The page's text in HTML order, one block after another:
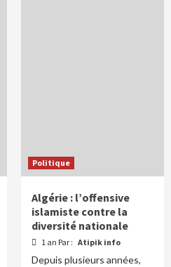
Politique
Algérie : l’offensive
islamiste contre la
diversité nationale
1 an Par : Atipik info
Depuis plusieurs années,